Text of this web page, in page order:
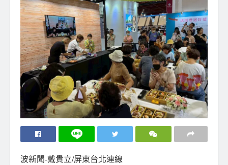
波新聞-戴貴立/屏東台北連線